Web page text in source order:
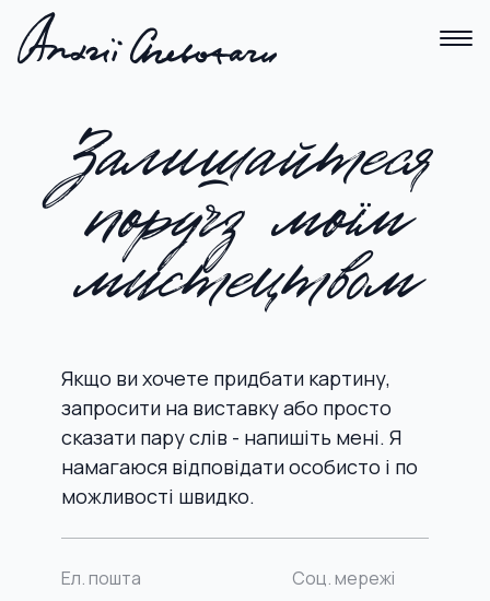
Зв’язатися з художником — Андрій Чеботару
УКР
РУС ENG
Головна
Каталог
Про художника
Блог
Контакти
Залишайтеся
поручз моїм
мистецтвом
Якщо ви хочете придбати картину,
запросити на виставку або просто
сказати пару слів - напишіть мені. Я
намагаюся відповідати особисто і по
можливості швидко.
Ел. пошта
Соц. мережі